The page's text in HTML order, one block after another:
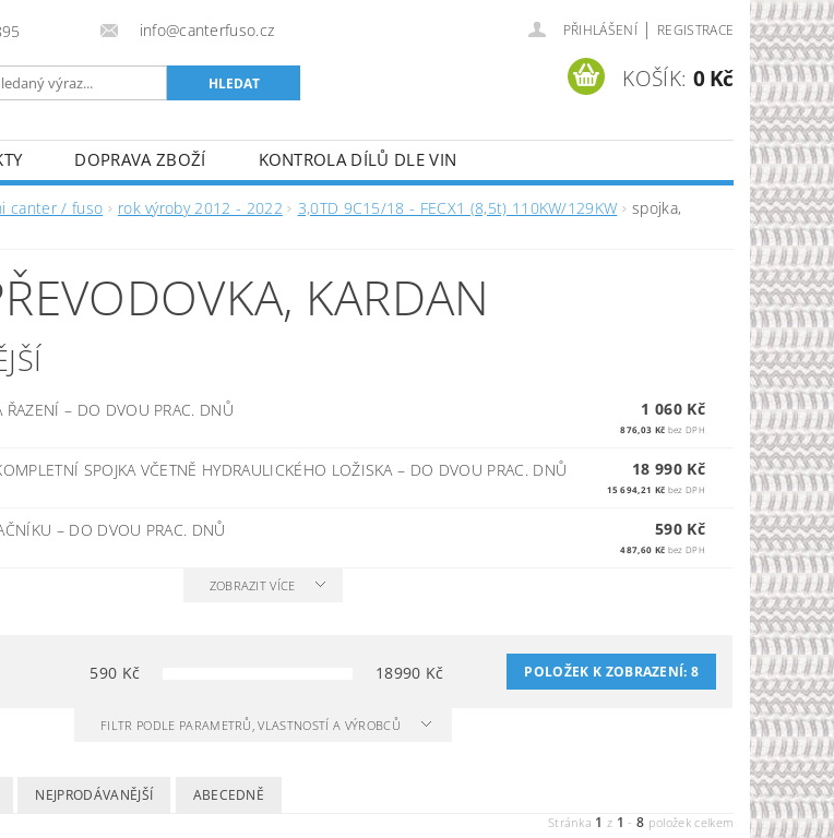
info@canterfuso.cz PŘIHLÁŠENÍ | REGISTRACE
KOŠÍK: 0 Kč
DOPRAVA ZBOŽÍ
KONTROLA DÍLŮ DLE VIN
canter / fuso rok výroby 2012 - 2022 3,0TD 9C15/18 - FECX1 (8,5t) 110KW/129KW
spojka,
KARDAN
ŘAZENÍ – DO DVOU PRAC. DNŮ 1 060 Kč
876,03 Kč bez DPH
SPOJKA VČETNĚ HYDRAULICKÉHO LOŽISKA– DO DVOU PRAC. DNŮ 18 990 Kč
15 694,21 Kč bez DPH
– DO DVOU PRAC. DNŮ 590 Kč
487,60 Kč bez DPH
ZOBRAZIT VÍCE
590 Kč 18990 Kč POLOŽEK K ZOBRAZENÍ:8
FILTR PODLE PARAMETRŮ, VLASTNOSTÍ A VÝROBCŮ
NEJPRODÁVANĚJŠÍ ABECEDNĚ
Stránka 1 z 1 -8 položek celkem